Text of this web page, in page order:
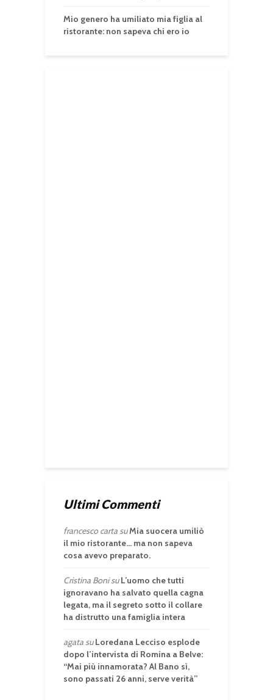
Mio genero ha umiliato mia figlia al
ristorante: non sapeva chi ero io
Ultimi Commenti
francesco cartasuMia suocera umiliò
il mio ristorante… ma non sapeva
cosa avevo preparato.
Cristina BonisuL’uomo che tutti
ignoravano ha salvato quella cagna
legata, ma il segreto sotto il collare
ha distrutto una famiglia intera
agatasuLoredana Lecciso esplode
dopo l’intervista di Romina a Belve:
“Mai più innamorata? Al Bano sì,
sono passati 26 anni, serve verità”